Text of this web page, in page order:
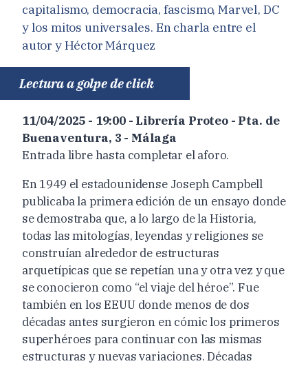
capitalismo, democracia, fascismo, Marvel, DC
y los mitos universales. En charla entre el
autor y Héctor Márquez
Lectura a golpe de click
11/04/2025 - 19:00 - Librería Proteo - Pta. de
Buenaventura, 3 - Málaga
Entrada libre hasta completar el aforo.
En 1949 el estadounidense Joseph Campbell
publicaba la primera edición de un ensayo donde
se demostraba que, a lo largo de la Historia,
todas las mitologías, leyendas y religiones se
construían alrededor de estructuras
arquetípicas que se repetían una y otra vez y que
se conocieron como “el viaje del héroe”. Fue
también en los EEUU donde menos de dos
décadas antes surgieron en cómic los primeros
superhéroes para continuar con las mismas
estructuras y nuevas variaciones. Décadas